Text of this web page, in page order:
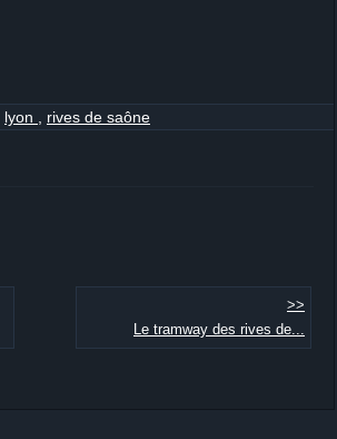
lyon rives de saône
>>
Le tramway des rives de...